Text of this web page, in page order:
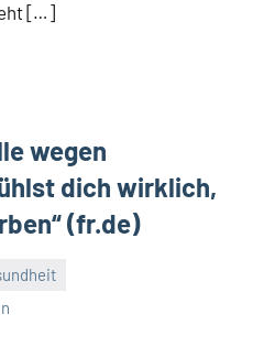
[…]
wegen
dich wirklich,
(fr.de)